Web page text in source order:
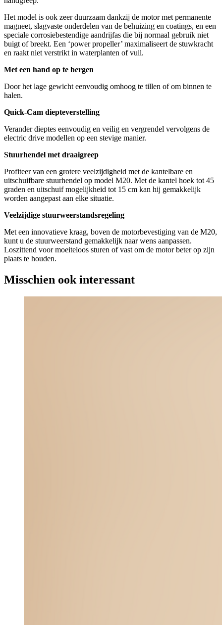
Het model is ook zeer duurzaam dankzij de motor met permanente
magneet, slagvaste onderdelen van de behuizing en coatings, en een
speciale corrosiebestendige aandrijfas die bij normaal gebruik niet
buigt of breekt. Een ‘power propeller’ maximaliseert de stuwkracht
en raakt niet verstrikt in waterplanten of vuil.
Met een hand op te bergen
Door het lage gewicht eenvoudig omhoog te tillen of om binnen te
halen.
Quick-Cam diepteverstelling
Verander dieptes eenvoudig en veilig en vergrendel vervolgens de
electric drive modellen op een stevige manier.
Stuurhendel met draaigreep
Profiteer van een grotere veelzijdigheid met de kantelbare en
uitschuifbare stuurhendel op model M20. Met de kantel hoek tot 45
graden en uitschuif mogelijkheid tot 15 cm kan hij gemakkelijk
worden aangepast aan elke situatie.
Veelzijdige stuurweerstandsregeling
Met een innovatieve kraag, boven de motorbevestiging van de M20,
kunt u de stuurweerstand gemakkelijk naar wens aanpassen.
Loszittend voor moeiteloos sturen of vast om de motor beter op zijn
plaats te houden.
Misschien ook interessant